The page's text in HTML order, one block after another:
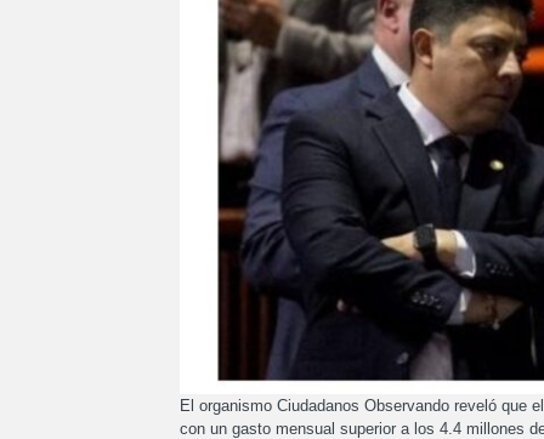
El organismo Ciudadanos Observando reveló que
con un gasto mensual superior a los 4.4 millones